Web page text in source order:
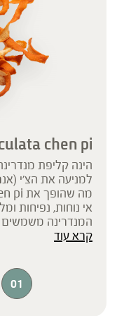
chen pi
הינה קליפת
למניעה את הצ'י
אי נוחות, נפיחות
המנדרינה משמשים
נוחות בטנית.
קרא עוד
01